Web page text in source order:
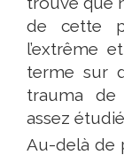
de cette
l’extrême
terme sur
trauma de
assez
Au-delà de